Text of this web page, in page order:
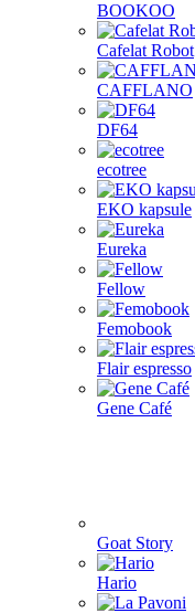
BOOKOO
Cafelat Robot
CAFFLANO
DF64
ecotree
EKO kapsule
Eureka
Fellow
Femobook
Flair espresso
Gene Café
Goat Story
Hario